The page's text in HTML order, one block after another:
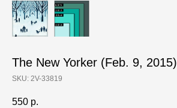
The New Yorker (Feb. 9, 2015)
SKU: 2V-33819
550 р.